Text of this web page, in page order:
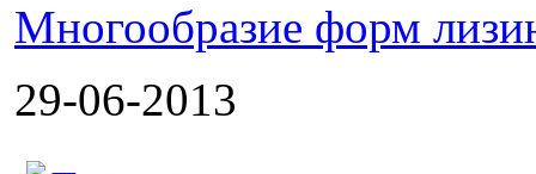
Многообразие форм
29-06-2013